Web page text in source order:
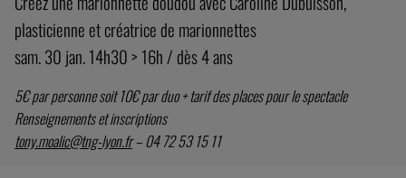
plasticienne et créatrice de marionnettes
sam. 30 jan. 14h30 > 16h / dès 4 ans
5€ par personne soit 10€ par duo + tarif des places pour le spectacle
Renseignements et inscriptions
tony.moalic@tng-lyon.fr– 04 72 53 15 11